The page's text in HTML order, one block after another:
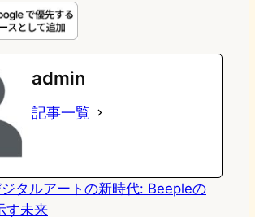
s
t
o
d
n
u
e
s
k
e
k
e
admin
記事一覧
タルアートの新時代: Beepleの
す未来